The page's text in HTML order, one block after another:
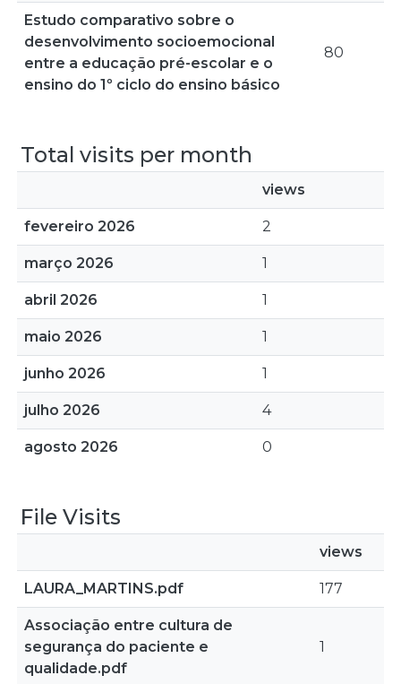
Estudo comparativo sobre o
desenvolvimento socioemocional
entre a educação pré-escolar e o
ensino do 1º ciclo do ensino básico
80
Total visits per month
views
fevereiro 2026 2
março 2026 1
abril 2026 1
maio 2026 1
junho 2026 1
julho 2026 4
agosto 2026 0
File Visits
views
LAURA_MARTINS.pdf 177
Associação entre cultura de
segurança do paciente e
qualidade.pdf
1